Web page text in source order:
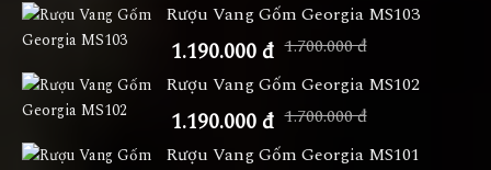
Rượu Vang Gốm Georgia MS103
1.190.000 đ 1.700.000 đ
Rượu Vang Gốm Georgia MS102
1.190.000 đ 1.700.000 đ
Rượu Vang Gốm Georgia MS101